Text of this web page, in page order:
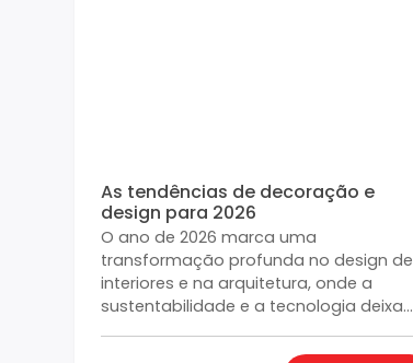
As tendências de decoração e
design para 2026
O ano de 2026 marca uma
transformação profunda no design de
interiores e na arquitetura, onde a
sustentabilidade e a tecnologia deixa...